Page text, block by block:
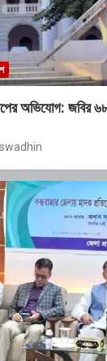
অভিযোগ: জবির
swadhin